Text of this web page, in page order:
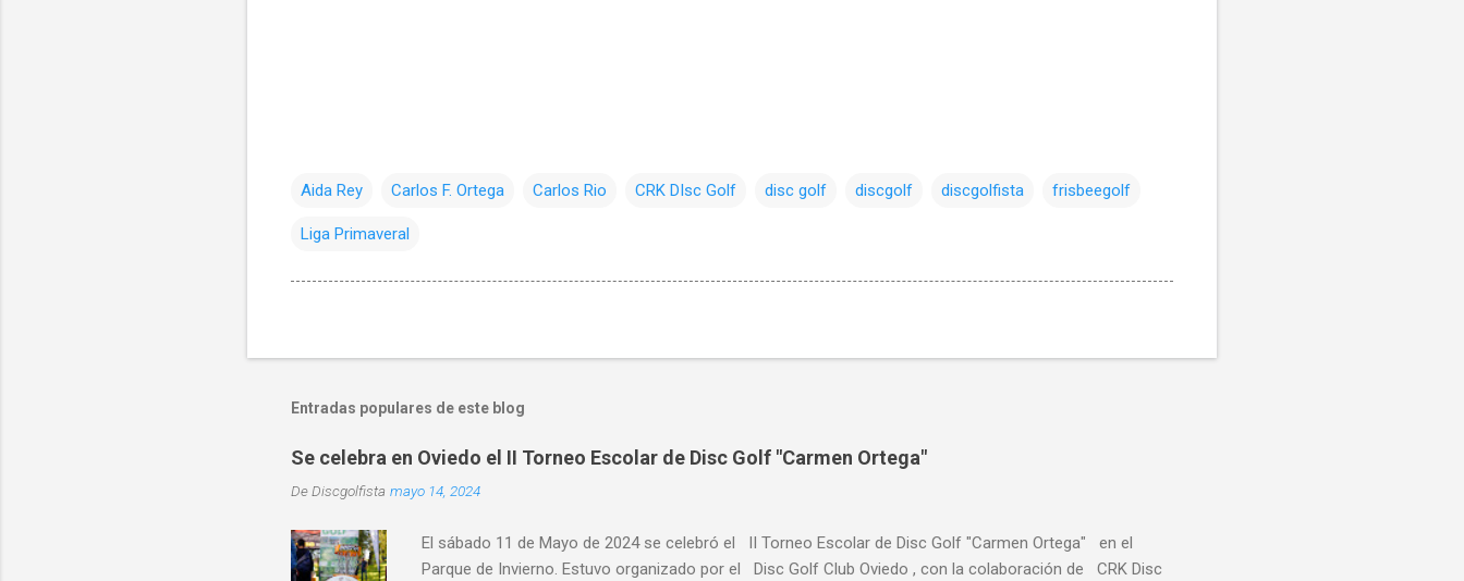
Aida Rey Carlos F. Ortega Carlos Rio CRK DIsc Golf disc golf discgolf discgolfista frisbeegolf
Liga Primaveral
Entradas populares de este blog
Se celebra en Oviedo el II Torneo Escolar de Disc Golf "Carmen Ortega"
DeDiscgolfista mayo 14, 2024
El sábado 11 de Mayo de 2024 se celebró el II Torneo Escolar de Disc Golf "Carmen Ortega" en el
Parque de Invierno. Estuvo organizado por el Disc Golf Club Oviedo , con la colaboración de CRK Disc